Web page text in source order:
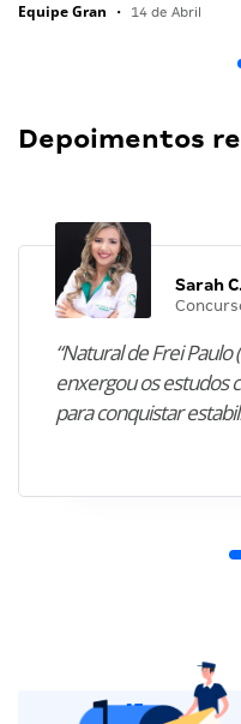
Equipe Gran • 14 de Abril
Depoimentos
Sarah
“Natural de Frei Paulo
enxergou os estudos
para conquistar